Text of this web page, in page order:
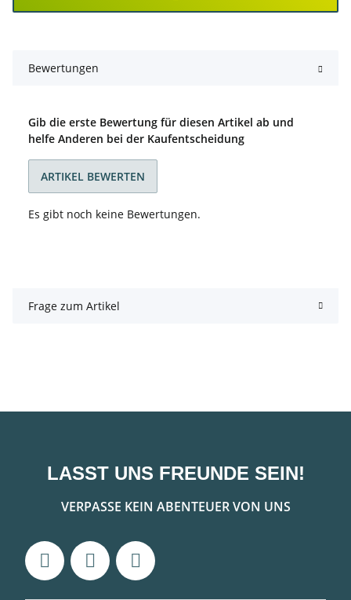
Bewertungen
Gib die erste Bewertung für diesen Artikel ab und
helfe Anderen bei der Kaufentscheidung
ARTIKEL BEWERTEN
Es gibt noch keine Bewertungen.
Frage zum Artikel
LASST UNS FREUNDE SEIN!
VERPASSE KEIN ABENTEUER VON UNS